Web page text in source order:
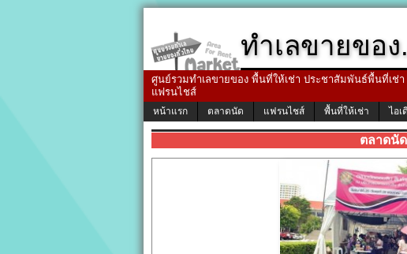
ทำเลขายของ
ศูนย์รวมทำเลขายของ พื้นที่ให้เช่า ประชาสัมพันธ์พื้นที่เช่
แฟรนไชส์
หน้าแรก ตลาดนัด แฟรนไชส์ พื้นที่ให้เช่า ไอ
ตลาดนั